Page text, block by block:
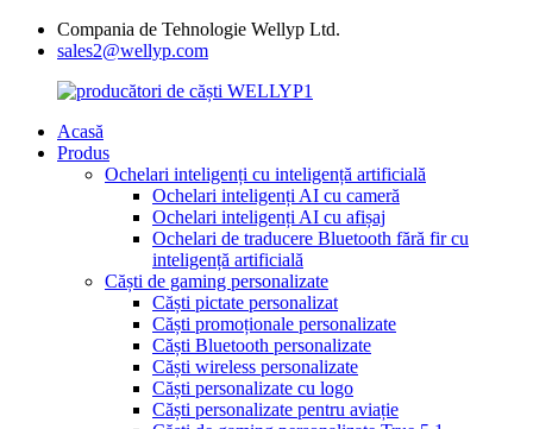
Compania de Tehnologie Wellyp Ltd.
sales2@wellyp.com
Acasă
Produs
Ochelari inteligenți cu inteligență artificială
Ochelari inteligenți AI cu cameră
Ochelari inteligenți AI cu afișaj
Ochelari de traducere Bluetooth fără fir cu
inteligență artificială
Căști de gaming personalizate
Căști pictate personalizat
Căști promoționale personalizate
Căști Bluetooth personalizate
Căști wireless personalizate
Căști personalizate cu logo
Căști personalizate pentru aviație